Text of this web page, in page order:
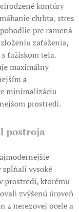
kontúry
chrbta, stres
pre ramená
zaťaženia,
ťažiskom tela.
maximálny
a
minimalizáciu
prostredí.
postroja
vysoké
prostredí, ktorému
zvýšenú úroveň
z nerezovej ocele a